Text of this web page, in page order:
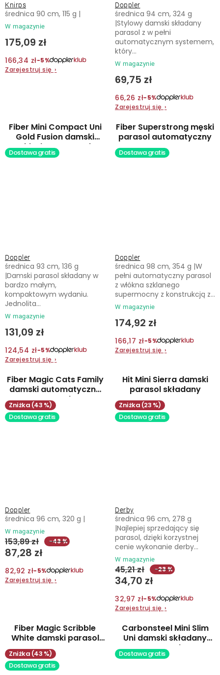
Knirps
W magazynie
175,09 zł
166,34 zł−5%
Zarejestruj się ›
średnica 90 cm, 115 g |
Doppler
W magazynie
69,75 zł
66,26 zł−5%
Zarejestruj się ›
średnica 94 cm, 324 g
|Stylowy damski składany
parasol z w pełni
automatycznym systemem,
który...
Fiber Mini Compact Uni
Gold Fusion damski
składany parasol
Dostawa gratis
Doppler
W magazynie
131,09 zł
124,54 zł−5%
Zarejestruj się ›
średnica 93 cm, 136 g
|Damski parasol składany w
bardzo małym,
kompaktowym wydaniu.
Jednolita...
Fiber Superstrong męski
parasol automatyczny
Dostawa gratis
Doppler
W magazynie
174,92 zł
166,17 zł−5%
Zarejestruj się ›
średnica 98 cm, 354 g |W
pełni automatyczny parasol
z włókna szklanego
supermocny z konstrukcją z...
Fiber Magic Cats Family
damski automatyczny
parasol
(43 %)
Dostawa gratis
Doppler
W magazynie
87,28 zł
153,89 zł −43 %
82,92 zł−5%
Zarejestruj się ›
średnica 96 cm, 320 g |
Hit Mini Sierra damski
parasol składany
(23 %)
Dostawa gratis
Derby
W magazynie
34,70 zł
45,21 zł −23 %
32,97 zł−5%
Zarejestruj się ›
średnica 96 cm, 278 g
|Najlepiej sprzedający się
parasol, dzięki korzystnej
cenie wykonanie derby...
Fiber Magic Scribble
White damski parasol
automatyczny
(43 %)
Dostawa gratis
Carbonsteel Mini Slim
Uni damski składany
parasol
Dostawa gratis